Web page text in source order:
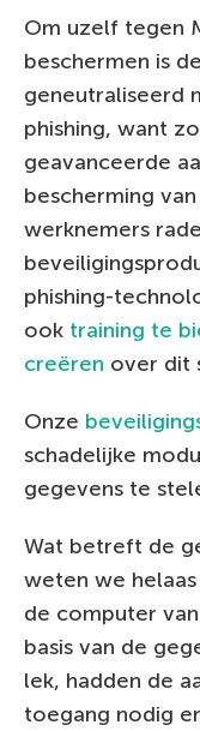
Om uzelf tegen
beschermen is
geneutraliseerd
phishing, want
geavanceerde
bescherming
werknemers
phishing-
ook training te
creëren over dit
Onze
schadelijke
gegevens te
Wat betreft de
weten we
de computer
basis van de
lek, hadden de
toegang nodig